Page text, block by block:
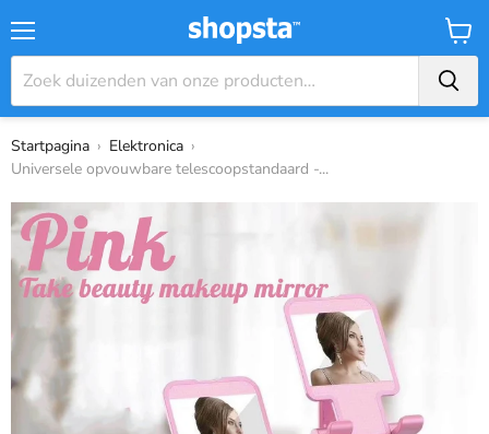
Startpagina › Elektronica ›
Universele opvouwbare telescoopstandaard -...